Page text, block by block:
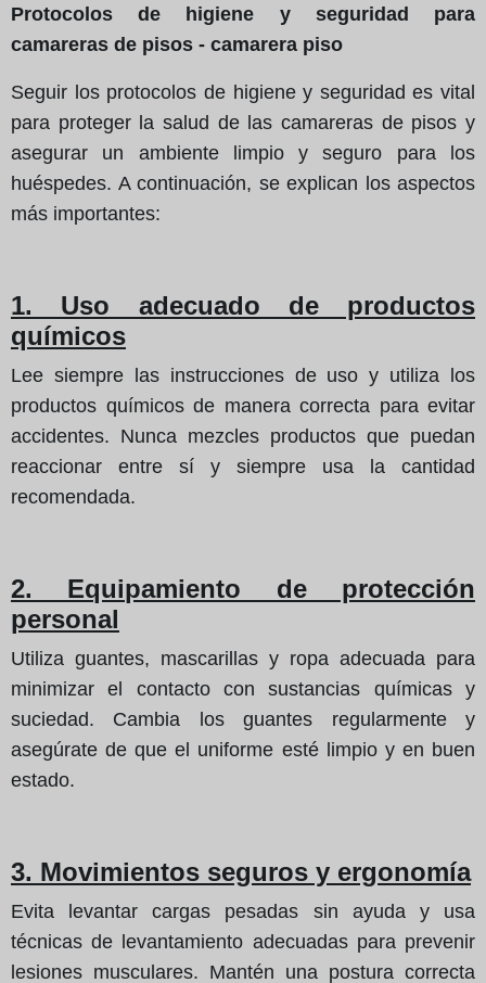
Protocolos de higiene y seguridad para
camareras de pisos - camarera piso
Seguir los protocolos de higiene y seguridad es vital
para proteger la salud de las camareras de pisos y
asegurar un ambiente limpio y seguro para los
huéspedes. A continuación, se explican los aspectos
más importantes:
1. Uso adecuado de productos
químicos
Lee siempre las instrucciones de uso y utiliza los
productos químicos de manera correcta para evitar
accidentes. Nunca mezcles productos que puedan
reaccionar entre sí y siempre usa la cantidad
recomendada.
2. Equipamiento de protección
personal
Utiliza guantes, mascarillas y ropa adecuada para
minimizar el contacto con sustancias químicas y
suciedad. Cambia los guantes regularmente y
asegúrate de que el uniforme esté limpio y en buen
estado.
3. Movimientos seguros y ergonomía
Evita levantar cargas pesadas sin ayuda y usa
técnicas de levantamiento adecuadas para prevenir
lesiones musculares. Mantén una postura correcta